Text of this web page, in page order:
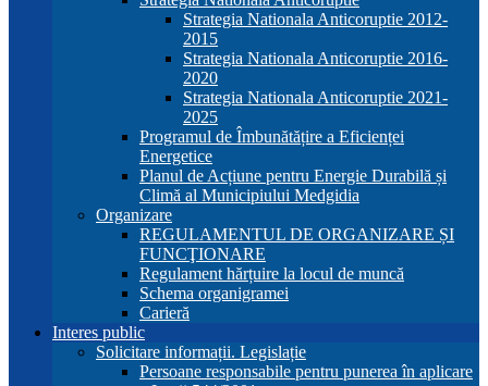
Strategia Nationala Anticoruptie 2012-
2015
Strategia Nationala Anticoruptie 2016-
2020
Strategia Nationala Anticoruptie 2021-
2025
Programul de Îmbunătățire a Eficienței
Energetice
Planul de Acțiune pentru Energie Durabilă și
Climă al Municipiului Medgidia
Organizare
REGULAMENTUL DE ORGANIZARE ȘI
FUNCŢIONARE
Regulament hărțuire la locul de muncă
Schema organigramei
Carieră
Interes public
Solicitare informații. Legislație
Persoane responsabile pentru punerea în aplicare